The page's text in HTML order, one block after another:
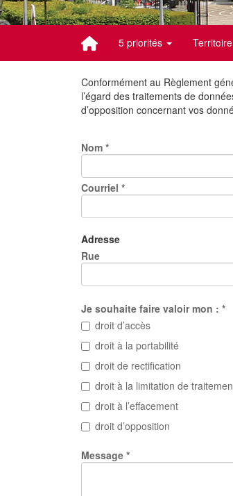
5 priorités
Conformément au Règlement
l’égard des traitements de
d’opposition concernant vos
Nom *
Courriel *
Adresse
Rue
Je souhaite faire valoir mon : *
droit d’accès
droit à la portabilité
droit de rectification
droit à la limitation de
droit à l’effacement
droit d’opposition
Message *